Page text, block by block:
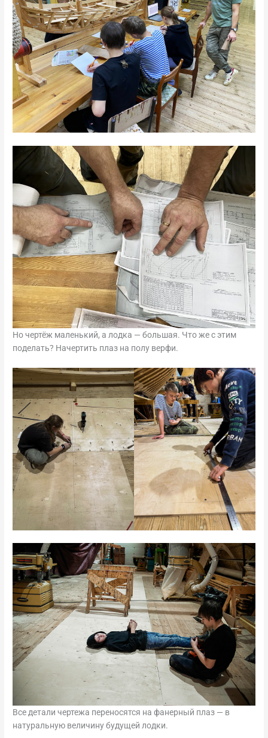
Но чертёж маленький, а лодка — большая. Что же с этим
поделать? Начертить плаз на полу верфи.
Все детали чертежа переносятся на фанерный плаз — в
натуральную величину будущей лодки.